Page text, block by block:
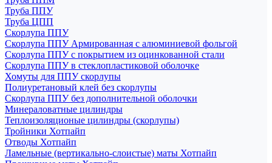
Труба ППУ
Труба ЦПП
Скорлупа ППУ
Скорлупа ППУ Армированная с алюминиевой фольгой
Скорлупа ППУ с покрытием из оцинкованной стали
Скорлупа ППУ в стеклопластиковой оболочке
Хомуты для ППУ скорлупы
Полиуретановый клей без скорлупы
Скорлупа ППУ без дополнительной оболочки
Минераловатные цилиндры
Теплоизоляционые цилиндры (скорлупы)
Тройники Хотпайп
Отводы Хотпайп
Ламельные (вертикально-слоистые) маты Хотпайп